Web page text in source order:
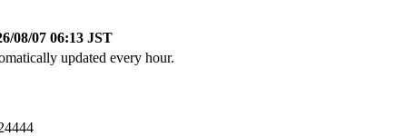
08/07 06:13 JST
updated every hour.